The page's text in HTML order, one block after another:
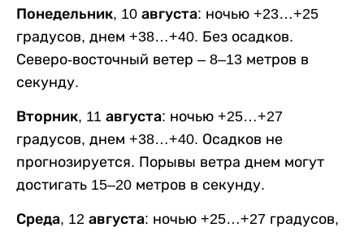
Понедельник, 10 августа: ночью +23…+25
градусов, днем +38…+40. Без осадков.
Северо-восточный ветер – 8–13 метров в
секунду.
Вторник, 11 августа: ночью +25…+27
градусов, днем +38…+40. Осадков не
прогнозируется. Порывы ветра днем могут
достигать 15–20 метров в секунду.
Среда, 12 августа: ночью +25…+27 градусов,